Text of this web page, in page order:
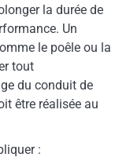
la durée de
Un
le poêle ou la
tout
du conduit de
être réalisée au
: